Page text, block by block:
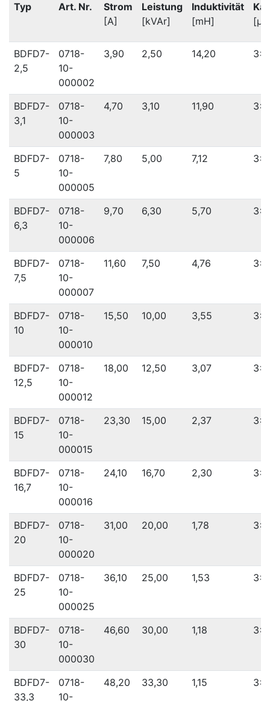
Typ Art. Nr.
Strom
[A]
Leistung
[kVAr]
Induktivität
[mH]
BDFD7-
2,5
0718-
10-
000002
3,90 2,50 14,20 3x
BDFD7-
3,1
0718-
10-
000003
4,70 3,10 11,90 3x
BDFD7-
5
0718-
10-
000005
7,80 5,00 7,12 3x
BDFD7-
6,3
0718-
10-
000006
9,70 6,30 5,70 3x
BDFD7-
7,5
0718-
10-
000007
11,60 7,50 4,76 3x
BDFD7-
10
0718-
10-
000010
15,50 10,00 3,55 3x
BDFD7-
12,5
0718-
10-
000012
18,00 12,50 3,07 3x
BDFD7-
15
0718-
10-
000015
23,30 15,00 2,37 3x
BDFD7-
16,7
0718-
10-
000016
24,10 16,70 2,30 3x
BDFD7-
20
0718-
10-
000020
31,00 20,00 1,78 3x
BDFD7-
25
0718-
10-
000025
36,10 25,00 1,53 3x
BDFD7-
30
0718-
10-
000030
46,60 30,00 1,18 3x
BDFD7-
33,3
0718-
10-
48,20 33,30 1,15 3x